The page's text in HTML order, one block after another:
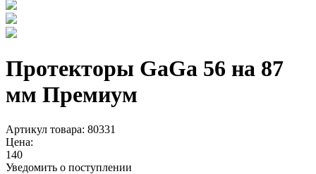
Протекторы GaGa 56 на 87
мм Премиум
Артикул товара: 80331
Цена:
140
Уведомить о поступлении